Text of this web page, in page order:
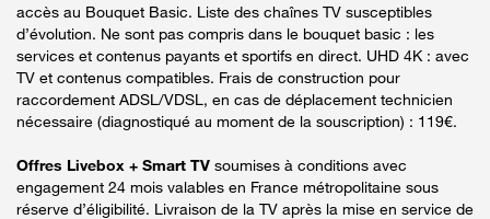
accès au Bouquet Basic. Liste des chaînes TV susceptibles
d’évolution. Ne sont pas compris dans le bouquet basic : les
services et contenus payants et sportifs en direct. UHD 4K : avec
TV et contenus compatibles. Frais de construction pour
raccordement ADSL/VDSL, en cas de déplacement technicien
nécessaire (diagnostiqué au moment de la souscription) : 119€.
Offres Livebox + Smart TV soumises à conditions avec
engagement 24 mois valables en France métropolitaine sous
réserve d’éligibilité. Livraison de la TV après la mise en service de